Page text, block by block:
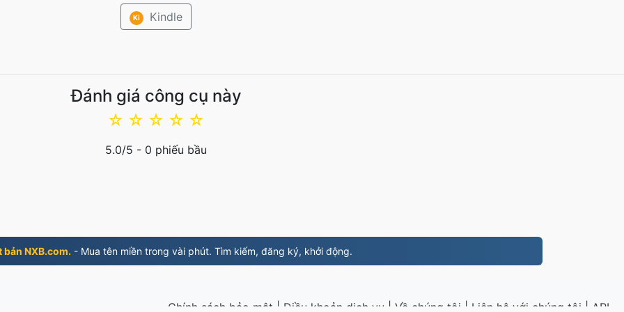
Ki Kindle
Đánh giá công cụ này
☆
☆
☆
☆
☆
5.0/5 - 0 phiếu bầu
bản NXB.com. - Mua tên miền trong vài phút. Tìm kiếm, đăng ký, khởi động.
Chính sách bảo mật | Điều khoản dịch vụ | Về chúng tôi | Liên hệ với chúng tôi | API